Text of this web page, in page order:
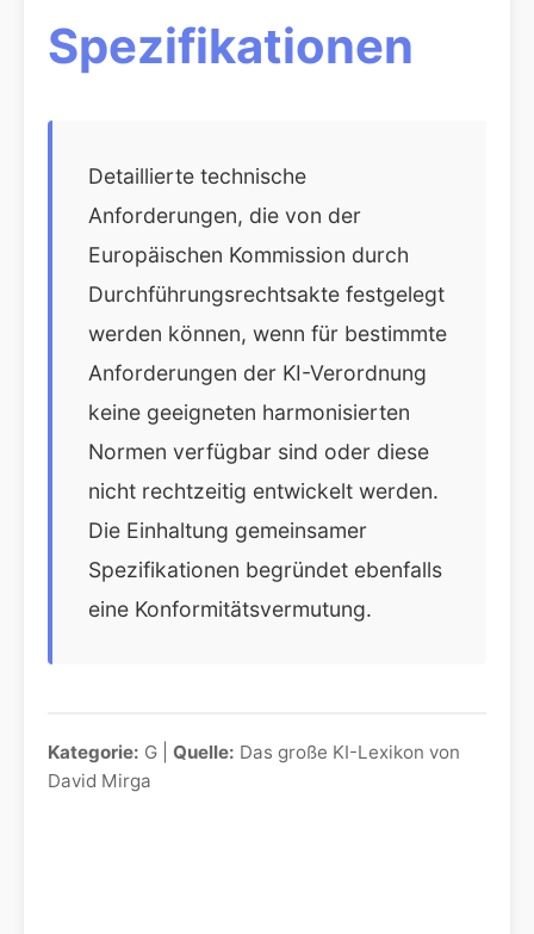
Spezifikationen
Detaillierte technische
Anforderungen, die von der
Europäischen Kommission durch
Durchführungsrechtsakte festgelegt
werden können, wenn für bestimmte
Anforderungen der KI-Verordnung
keine geeigneten harmonisierten
Normen verfügbar sind oder diese
nicht rechtzeitig entwickelt werden.
Die Einhaltung gemeinsamer
Spezifikationen begründet ebenfalls
eine Konformitätsvermutung.
Kategorie: G | Quelle: Das große KI-Lexikon von
David Mirga